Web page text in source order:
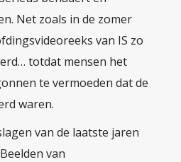
Net zoals in de zomer
van IS zo
totdat mensen het
te vermoeden dat de
waren.
van de laatste jaren
van